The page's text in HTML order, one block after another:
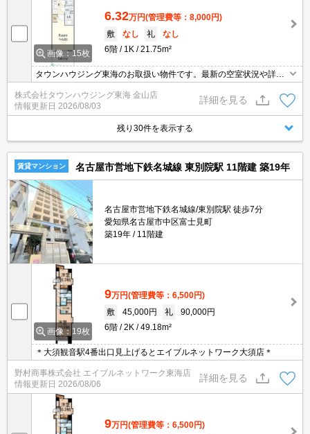
画像：15枚
6.32万円(管理費等：8,000円)
敷
なし 礼
なし
6階
1K 21.75m²
タウンハウジング東海のお取扱い物件です。最新の空室状況や詳細
などお気軽にお問い合わせください。
株式会社タウンハウジング東海 金山店
情報更新日 2026/08/03
詳細を見る
残り30件を表示する
賃貸マンション 名古屋市営地下鉄名城線 東別院駅 11階建 築19年
名古屋市営地下鉄名城線/東別院駅 徒歩7分
愛知県名古屋市中区富士見町
築19年
11階建
画像：19枚
9万円(管理費等：6,500円)
敷
45,000円 礼
90,000円
6階
2K 49.18m²
＊大須観音駅4番出口見上げるとエイブルネットワーク大須店＊
野村商事株式会社 エイブルネットワーク東海店
情報更新日 2026/08/06
詳細を見る
9万円(管理費等：6,500円)